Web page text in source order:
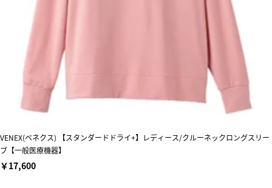
VENEX(ベネクス) 【スタンダードドライ+】レディース/クルーネックロングスリー
ブ【一般医療機器】
￥17,600